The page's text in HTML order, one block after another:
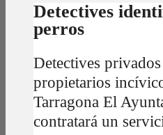
Detectives
perros
Detectives
propietarios
Tarragona El
contratará un